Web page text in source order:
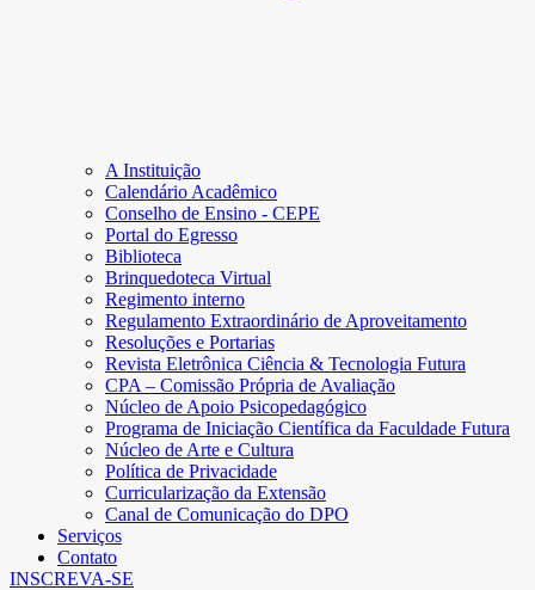
A Instituição
Calendário Acadêmico
Conselho de Ensino - CEPE
Portal do Egresso
Biblioteca
Brinquedoteca Virtual
Regimento interno
Regulamento Extraordinário de Aproveitamento
Resoluções e Portarias
Revista Eletrônica Ciência & Tecnologia Futura
CPA – Comissão Própria de Avaliação
Núcleo de Apoio Psicopedagógico
Programa de Iniciação Científica da Faculdade Futura
Núcleo de Arte e Cultura
Política de Privacidade
Curricularização da Extensão
Canal de Comunicação do DPO
Serviços
Contato
INSCREVA-SE